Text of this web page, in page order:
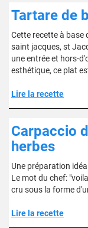
Tartare de
Cette recette à base
saint jacques, st
une entrée et hors-
esthétique, ce plat
Lire la recette
Carpaccio
herbes
Une préparation
Le mot du chef:
cru sous la forme
Lire la recette